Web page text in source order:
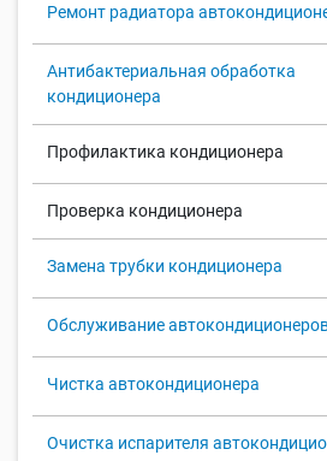
Ремонт радиатора
Антибактериальная обработка
кондиционера
Профилактика кондиционера
Проверка кондиционера
Замена трубки кондиционера
Обслуживание
Чистка автокондиционера
Очистка испарителя